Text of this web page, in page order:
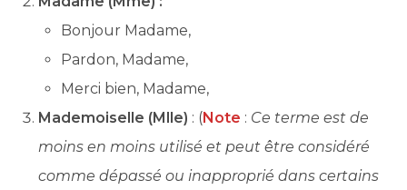
Bonjour Madame,
Pardon, Madame,
Merci bien, Madame,
Mademoiselle (Mlle) : (Note : Ce terme est de
moins en moins utilisé et peut être considéré
comme dépassé ou inapproprié dans certains